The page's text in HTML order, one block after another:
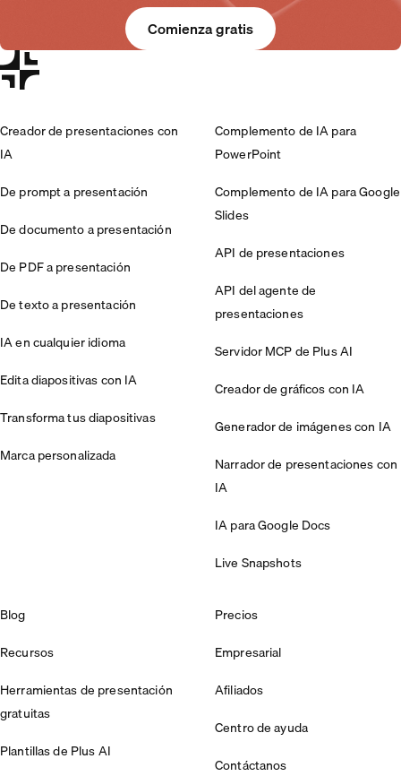
Comienza gratis
Creador de presentaciones con
IA
De prompt a presentación
De documento a presentación
De PDF a presentación
De texto a presentación
IA en cualquier idioma
Edita diapositivas con IA
Transforma tus diapositivas
Marca personalizada
Complemento de IA para
PowerPoint
Complemento de IA para Google
Slides
API de presentaciones
API del agente de
presentaciones
Servidor MCP de Plus AI
Creador de gráficos con IA
Generador de imágenes con IA
Narrador de presentaciones con
IA
IA para Google Docs
Live Snapshots
Blog
Recursos
Herramientas de presentación
gratuitas
Plantillas de Plus AI
Precios
Empresarial
Afiliados
Centro de ayuda
Contáctanos